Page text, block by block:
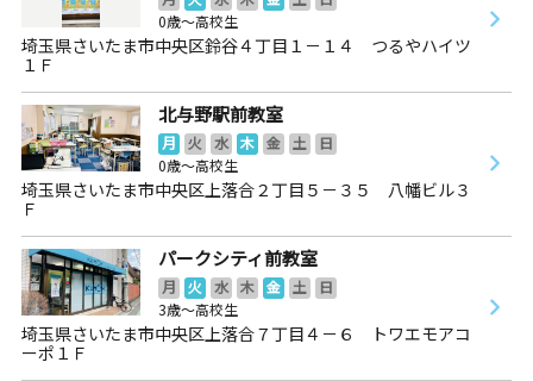
0歳～高校生
埼玉県さいたま市中央区鈴谷４丁目１－１４ つるやハイツ
１Ｆ
北与野駅前教室
月 火 水 木 金 土
日
0歳～高校生
埼玉県さいたま市中央区上落合２丁目５－３５ 八幡ビル３
Ｆ
パークシティ前教室
月 火 水 木 金 土
日
3歳～高校生
埼玉県さいたま市中央区上落合７丁目４－６ トワエモアコ
ーポ１Ｆ